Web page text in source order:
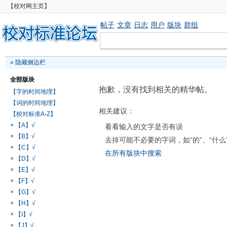
【校对网主页】
帖子 文章 日志 用户 版块 群组
« 隐藏侧边栏
全部版块
【字的时间地理】
【词的时间地理】
【校对标准A-Z】
× 【A】√
× 【B】√
× 【C】√
× 【D】√
× 【E】√
× 【F】√
× 【G】√
× 【H】√
× 【I】√
× 【J】√
抱歉，没有找到相关的精华帖。
相关建议：
看看输入的文字是否有误
去掉可能不必要的字词，如“的”、“什么
在所有版块中搜索